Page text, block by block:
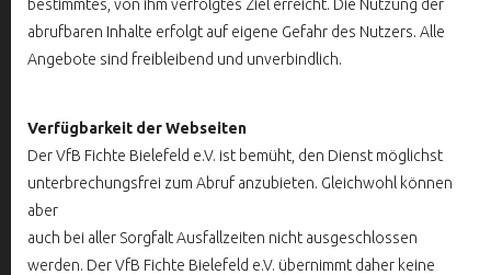
bestimmtes, von ihm verfolgtes Ziel erreicht. Die Nutzung der
abrufbaren Inhalte erfolgt auf eigene Gefahr des Nutzers. Alle
Angebote sind freibleibend und unverbindlich.
Verfügbarkeit der Webseiten
Der VfB Fichte Bielefeld e.V. ist bemüht, den Dienst möglichst
unterbrechungsfrei zum Abruf anzubieten. Gleichwohl können
aber
auch bei aller Sorgfalt Ausfallzeiten nicht ausgeschlossen
werden. Der VfB Fichte Bielefeld e.V. übernimmt daher keine